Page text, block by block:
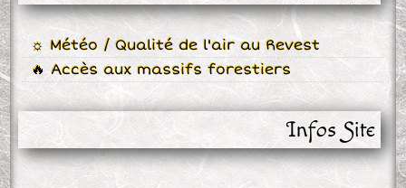
☼ Météo / Qualité de l'air au Revest
🔥 Accès aux massifs forestiers
Infos Site